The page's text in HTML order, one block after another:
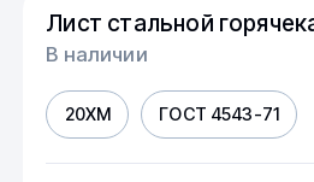
Лист стальной
В наличии
20ХМ ГОСТ 4543-71